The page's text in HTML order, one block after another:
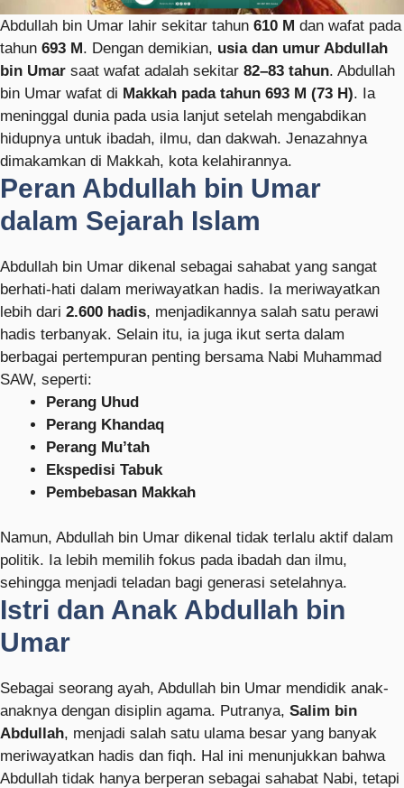
Abdullah bin Umar lahir sekitar tahun 610 M dan wafat pada
tahun 693 M. Dengan demikian, usia dan umur Abdullah
bin Umar saat wafat adalah sekitar 82–83 tahun. Abdullah
bin Umar wafat di Makkah pada tahun 693 M (73 H). Ia
meninggal dunia pada usia lanjut setelah mengabdikan
hidupnya untuk ibadah, ilmu, dan dakwah. Jenazahnya
dimakamkan di Makkah, kota kelahirannya.
Peran Abdullah bin Umar
dalam Sejarah Islam
Abdullah bin Umar dikenal sebagai sahabat yang sangat
berhati-hati dalam meriwayatkan hadis. Ia meriwayatkan
lebih dari 2.600 hadis, menjadikannya salah satu perawi
hadis terbanyak. Selain itu, ia juga ikut serta dalam
berbagai pertempuran penting bersama Nabi Muhammad
SAW, seperti:
Perang Uhud
Perang Khandaq
Perang Mu’tah
Ekspedisi Tabuk
Pembebasan Makkah
Namun, Abdullah bin Umar dikenal tidak terlalu aktif dalam
politik. Ia lebih memilih fokus pada ibadah dan ilmu,
sehingga menjadi teladan bagi generasi setelahnya.
Istri dan Anak Abdullah bin
Umar
Sebagai seorang ayah, Abdullah bin Umar mendidik anak-
anaknya dengan disiplin agama. Putranya, Salim bin
Abdullah, menjadi salah satu ulama besar yang banyak
meriwayatkan hadis dan fiqh. Hal ini menunjukkan bahwa
Abdullah tidak hanya berperan sebagai sahabat Nabi, tetapi